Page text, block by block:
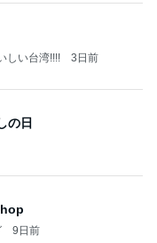
しい台湾!!!! 3日前
の日
9日前